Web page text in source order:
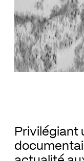
Privilégiant